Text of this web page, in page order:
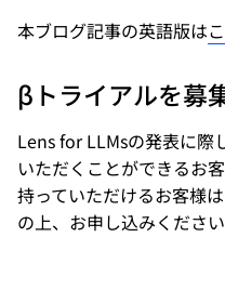
本ブログ記事の英語版は
βトライアルを募
Lens for LLMsの発表に際
いただくことができるお
持っていただけるお客様
の上、お申し込みください